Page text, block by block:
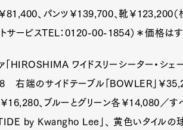
81,400、パンツ￥139,700、靴￥123,200（
サービスTEL：0120-00-1854）＊価格は
「HIROSHIMA ワイドスリーシーター・
右端のサイドテーブル「BOWLER」￥
￥16,280、ブルーとグリーン各￥14,080
TIDE by Kwangho Lee」、 黄色いタイル